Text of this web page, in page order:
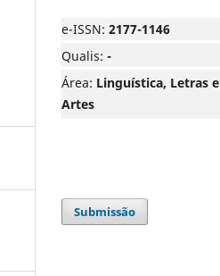
e-ISSN: 2177-1146
Qualis: -
Área: Linguística, Letras e
Artes
Submissão